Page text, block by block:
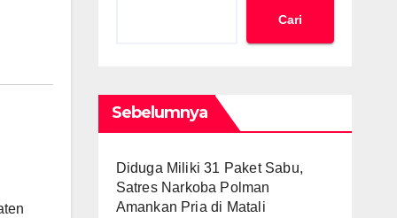
Cari
Sebelumnya
Diduga Miliki 31 Paket Sabu,
Satres Narkoba Polman
Amankan Pria di Matali